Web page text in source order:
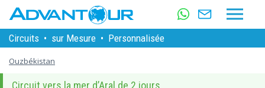
Circuits • sur Mesure • Personnalisée
Ouzbékistan
Circuit vers la mer d’Aral de 2 jours